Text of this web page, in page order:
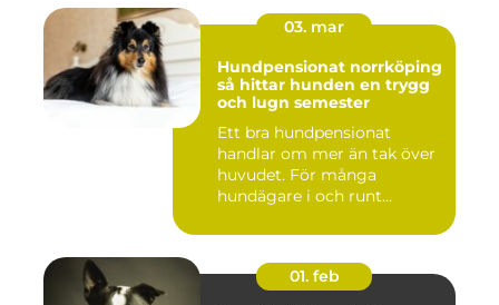
03. mar
Hundpensionat norrköping
så hittar hunden en trygg
och lugn semester
Ett bra hundpensionat
handlar om mer än tak över
huvudet. För många
hundägare i och runt
01. feb